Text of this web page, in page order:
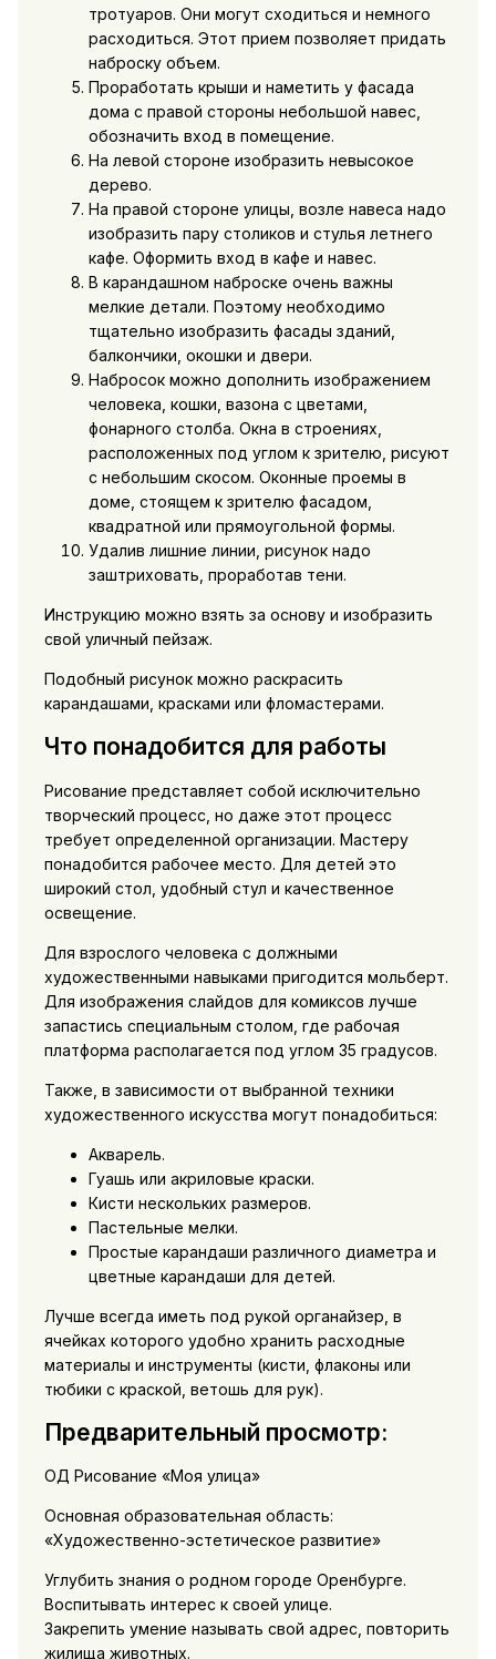
тротуаров. Они могут сходиться и немного
расходиться. Этот прием позволяет придать
наброску объем.
Проработать крыши и наметить у фасада
дома с правой стороны небольшой навес,
обозначить вход в помещение.
На левой стороне изобразить невысокое
дерево.
На правой стороне улицы, возле навеса надо
изобразить пару столиков и стулья летнего
кафе. Оформить вход в кафе и навес.
В карандашном наброске очень важны
мелкие детали. Поэтому необходимо
тщательно изобразить фасады зданий,
балкончики, окошки и двери.
Набросок можно дополнить изображением
человека, кошки, вазона с цветами,
фонарного столба. Окна в строениях,
расположенных под углом к зрителю, рисуют
с небольшим скосом. Оконные проемы в
доме, стоящем к зрителю фасадом,
квадратной или прямоугольной формы.
Удалив лишние линии, рисунок надо
заштриховать, проработав тени.
Инструкцию можно взять за основу и изобразить
свой уличный пейзаж.
Подобный рисунок можно раскрасить
карандашами, красками или фломастерами.
Что понадобится для работы
Рисование представляет собой исключительно
творческий процесс, но даже этот процесс
требует определенной организации. Мастеру
понадобится рабочее место. Для детей это
широкий стол, удобный стул и качественное
освещение.
Для взрослого человека с должными
художественными навыками пригодится мольберт.
Для изображения слайдов для комиксов лучше
запастись специальным столом, где рабочая
платформа располагается под углом 35 градусов.
Также, в зависимости от выбранной техники
художественного искусства могут понадобиться:
Акварель.
Гуашь или акриловые краски.
Кисти нескольких размеров.
Пастельные мелки.
Простые карандаши различного диаметра и
цветные карандаши для детей.
Лучше всегда иметь под рукой органайзер, в
ячейках которого удобно хранить расходные
материалы и инструменты (кисти, флаконы или
тюбики с краской, ветошь для рук).
Предварительный просмотр:
ОД Рисование «Моя улица»
Основная образовательная область:
«Художественно-эстетическое развитие»
Углубить знания о родном городе Оренбурге.
Воспитывать интерес к своей улице.
Закрепить умение называть свой адрес, повторить
жилища животных.